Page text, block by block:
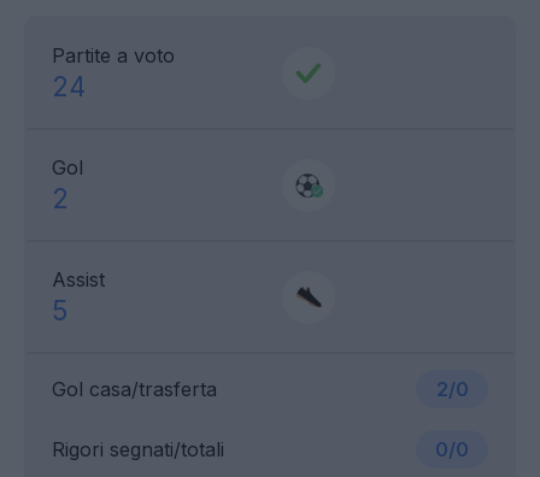
Partite a voto
24
Gol
2
Assist
5
Gol casa/trasferta 2/0
Rigori segnati/totali 0/0